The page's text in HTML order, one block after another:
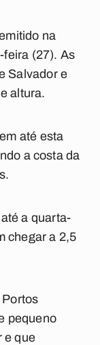
na
feira (27). As
Salvador e
altura.
até esta
a costa da
a quarta-
chegar a 2,5
pequeno
e que